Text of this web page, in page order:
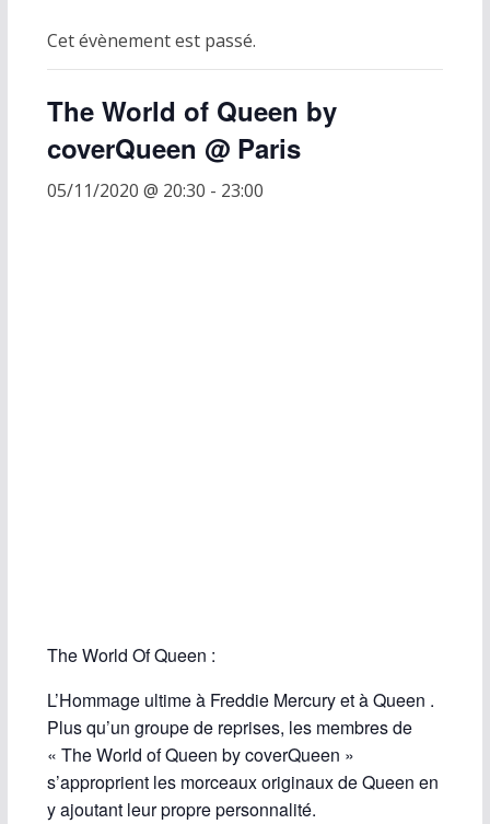
Cet évènement est passé.
The World of Queen by
coverQueen @ Paris
05/11/2020 @ 20:30 - 23:00
The World Of Queen :
L’Hommage ultime à Freddie Mercury et à Queen .
Plus qu’un groupe de reprises, les membres de
« The World of Queen by coverQueen »
s’approprient les morceaux originaux de Queen en
y ajoutant leur propre personnalité.